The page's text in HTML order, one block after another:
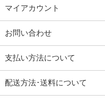
マイアカウント
お問い合わせ
支払い方法について
配送方法･送料について